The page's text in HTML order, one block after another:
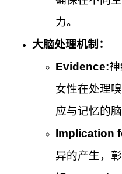
力。
大脑处理机制：
Evidence:
女性在处理
应与记忆的
Implication
异的产生，